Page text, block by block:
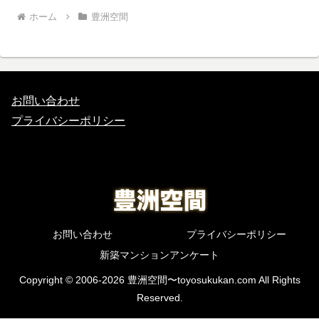
ホーム 豊洲空間
お問い合わせ
プライバシーポリシー
お問い合わせ
プライバシーポリシー
新築マンションアンケート
Copyright © 2006-2026 豊洲空間〜toyosukukan.com All Rights
Reserved.